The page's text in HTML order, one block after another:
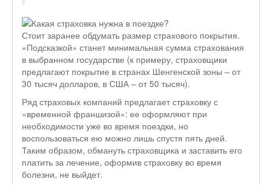
Стоит заранее обдумать размер страхового покрытия.
«Подсказкой» станет минимальная сумма страхования
в выбранном государстве (к примеру, страховщики
предлагают покрытие в странах Шенгенской зоны – от
30 тысяч долларов, в США – от 50 тысяч).
Ряд страховых компаний предлагает страховку с
«временной франшизой»: ее оформляют при
необходимости уже во время поездки, но
воспользоваться ею можно лишь спустя пять дней.
Таким образом, обмануть страховщика и заставить его
платить за лечение, оформив страховку во время
болезни, не выйдет.